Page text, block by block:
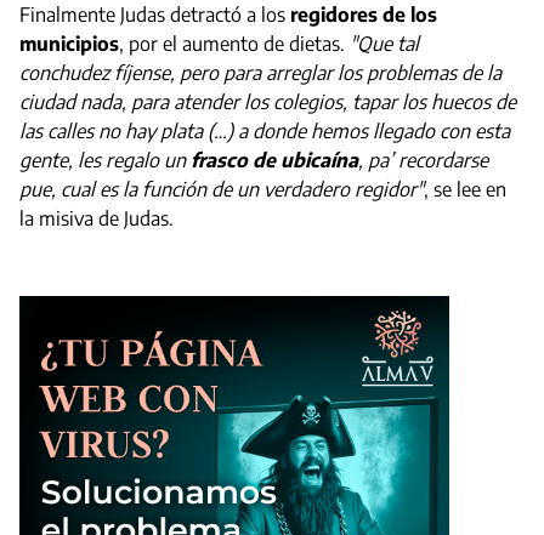
Finalmente Judas detractó a los regidores de los
municipios, por el aumento de dietas. "Que tal
conchudez fíjense, pero para arreglar los problemas de la
ciudad nada, para atender los colegios, tapar los huecos de
las calles no hay plata (…) a donde hemos llegado con esta
gente, les regalo un frasco de ubicaína, pa’ recordarse
pue, cual es la función de un verdadero regidor", se lee en
la misiva de Judas.